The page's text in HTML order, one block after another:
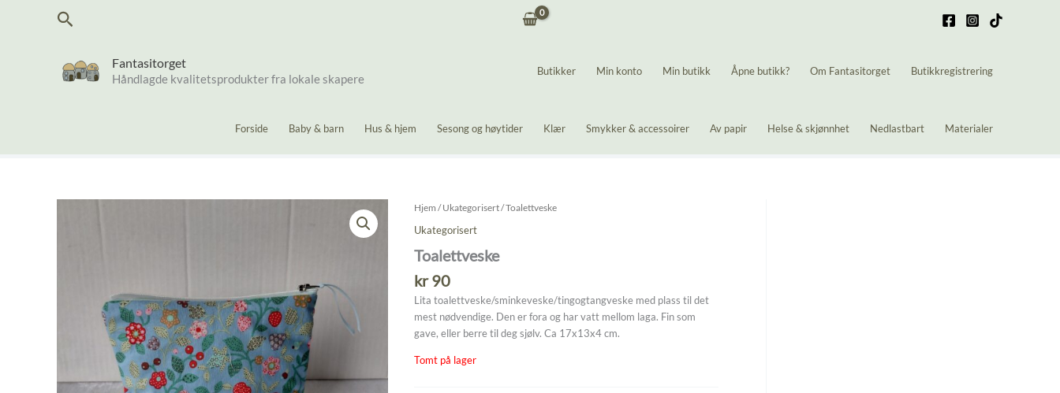
Søk
Fantasitorget
Håndlagde kvalitetsprodukter fra lokale skapere
Butikker Min konto Min butikk Åpne butikk? Om Fantasitorget Butikkregistrering
Forside Baby & barn Hus & hjem Sesong og høytider Klær Smykker & accessoirer Av papir Helse & skjønnhet Nedlastbart Materialer
Hjem /Ukategorisert/ Toalettveske
Ukategorisert
Toalettveske
kr90
Lita toalettveske/sminkeveske/tingogtangveske med plass til det
mest nødvendige. Den er fora og har vatt mellom laga. Fin som
gave, eller berre til deg sjølv. Ca 17x13x4 cm.
Tomt på lager